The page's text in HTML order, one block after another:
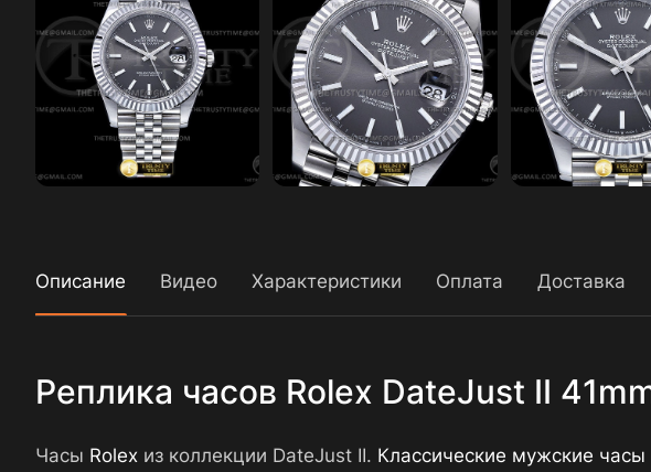
Описание Видео Характеристики Оплата Доставка
Реплика часов Rolex DateJust II
Часы Rolex из коллекции DateJust II. Классические мужские часы